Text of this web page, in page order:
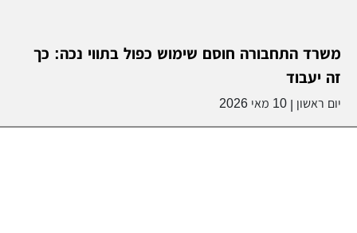
משרד התחבורה חוסם שימוש כפול בתווי נכה: כך
זה יעבוד
יום ראשון 10 מאי 2026